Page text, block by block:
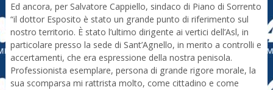
Ed ancora, per Salvatore Cappiello, sindaco di Piano di Sorrento
“il dottor Esposito è stato un grande punto di riferimento sul
nostro territorio. È stato l’ultimo dirigente ai vertici dell’Asl, in
particolare presso la sede di Sant’Agnello, in merito a controlli e
accertamenti, che era espressione della nostra penisola.
Professionista esemplare, persona di grande rigore morale, la
sua scomparsa mi rattrista molto, come cittadino e come